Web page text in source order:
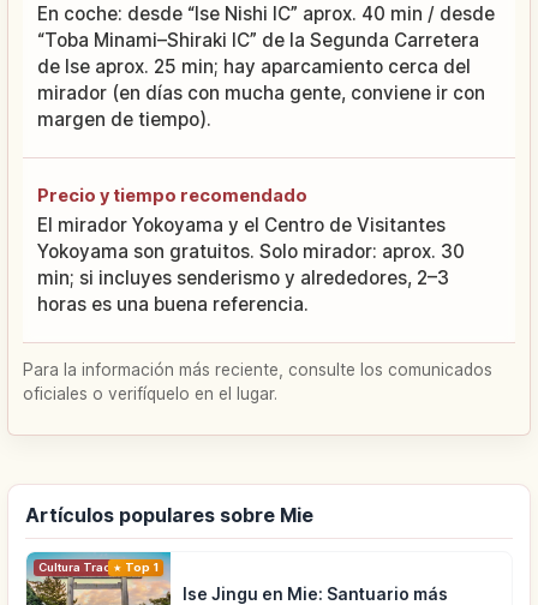
En coche: desde “Ise Nishi IC” aprox. 40 min / desde
“Toba Minami–Shiraki IC” de la Segunda Carretera
de Ise aprox. 25 min; hay aparcamiento cerca del
mirador (en días con mucha gente, conviene ir con
margen de tiempo).
Precio y tiempo recomendado
El mirador Yokoyama y el Centro de Visitantes
Yokoyama son gratuitos. Solo mirador: aprox. 30
min; si incluyes senderismo y alrededores, 2–3
horas es una buena referencia.
Para la información más reciente, consulte los comunicados
oficiales o verifíquelo en el lugar.
Artículos populares sobre Mie
Cultura Tradicional
Top 1
Ise Jingu en Mie: Santuario más